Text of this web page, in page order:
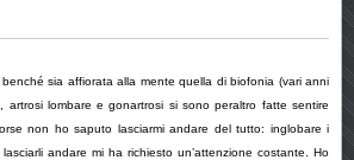
sia affiorata alla mente quella di biofonia (vari anni
artrosi lombare e gonartrosi si sono peraltro fatte sentire
non ho saputo lasciarmi andare del tutto: inglobare i
andare mi ha richiesto un’attenzione costante. Ho